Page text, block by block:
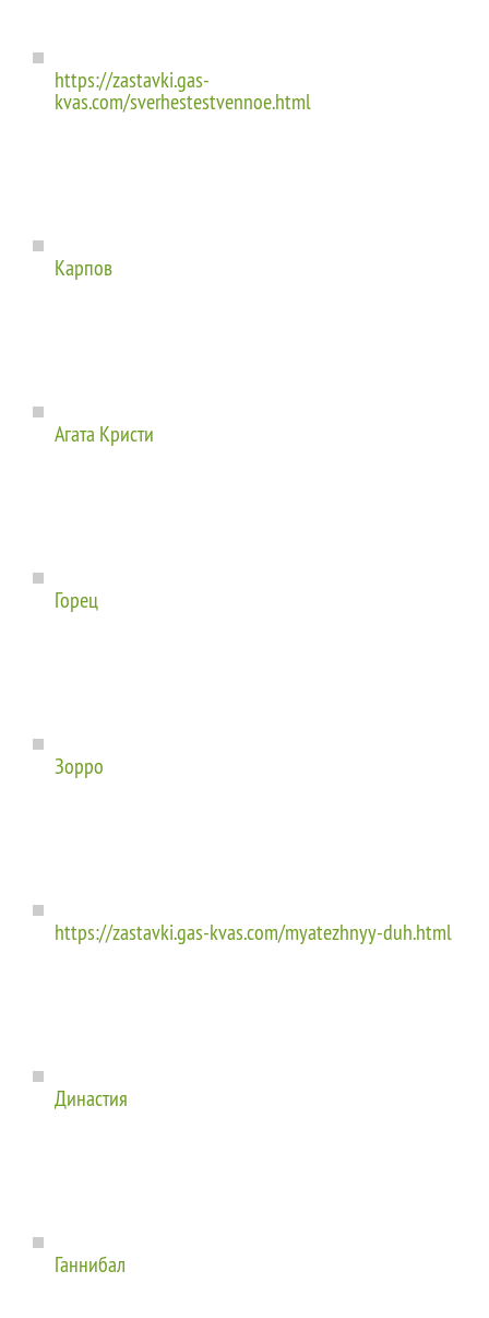
https://zastavki.gas-
kvas.com/sverhestestvennoe.html
Карпов
Агата Кристи
Горец
Зорро
https://zastavki.gas-kvas.com/myatezhnyy-duh.html
Династия
Ганнибал